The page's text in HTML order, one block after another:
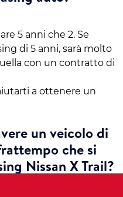
5 anni che 2. Se
di 5 anni, sarà molto
con un contratto di
a ottenere un
un veicolo di
che si
Nissan X Trail?
pre-consegna.